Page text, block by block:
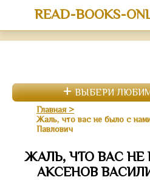
READ-BOOKS-
ВЫБЕРИ
Главная
Жаль, что вас не было с
Павлович
ЖАЛЬ, ЧТО ВАС
АКСЕНОВ